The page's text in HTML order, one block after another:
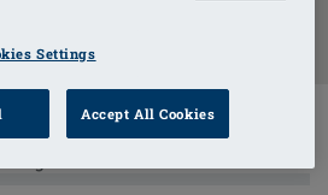
Sortiment:
Settings
Accept All Cookies